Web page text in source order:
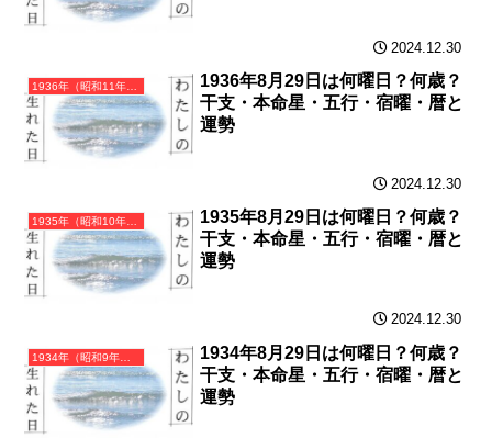
2024.12.30
1936年（昭和11年）丙子（ひのえね）・子年（ねずみ年）カレンダー（月曜はじまり）
1936年8月29日は何曜日？何歳？
干支・本命星・五行・宿曜・暦と
運勢
2024.12.30
1935年（昭和10年）乙亥（きのとい）・亥年（いのしし年）カレンダー（月曜はじまり）
1935年8月29日は何曜日？何歳？
干支・本命星・五行・宿曜・暦と
運勢
2024.12.30
1934年（昭和9年）甲戌（きのえいぬ）・戌年（いぬ年）カレンダー（月曜はじまり）
1934年8月29日は何曜日？何歳？
干支・本命星・五行・宿曜・暦と
運勢